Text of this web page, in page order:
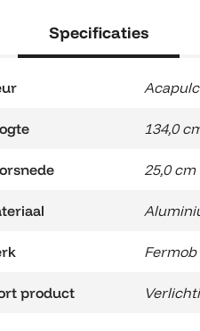
Specificaties
134,0
25,0 cm
Fermob
product